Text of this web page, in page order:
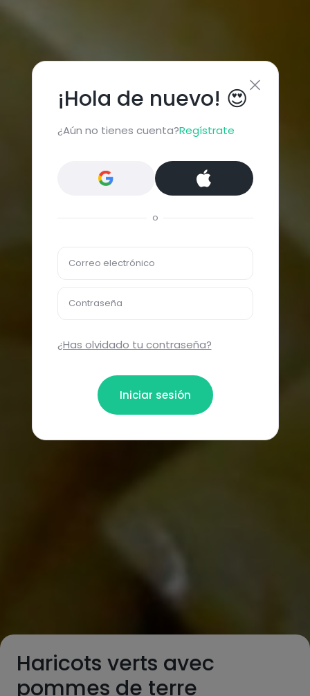
Haricots verts avec
pommes de terre
¡Hola de nuevo! 😍
¿Aún no tienes cuenta?Regístrate
o
Correo electrónico
Contraseña
¿Has olvidado tu contraseña?
Iniciar sesión